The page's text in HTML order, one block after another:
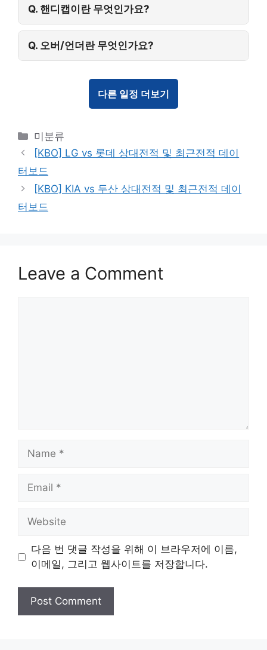
Q. 핸디캡이란 무엇인가요?
Q. 오버/언더란 무엇인가요?
다른 일정 더보기
Categories
미분류
[KBO] LG vs 롯데 상대전적 및 최근전적 데이
터보드
[KBO] KIA vs 두산 상대전적 및 최근전적 데이
터보드
Leave a Comment
Name
Email
Website
다음 번 댓글 작성을 위해 이 브라우저에 이름,
이메일, 그리고 웹사이트를 저장합니다.